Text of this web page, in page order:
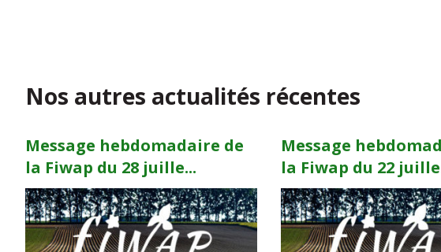
Nos autres actualités récentes
Message hebdomadaire de
la Fiwap du 28 juille...
Message
la Fiwap du 22